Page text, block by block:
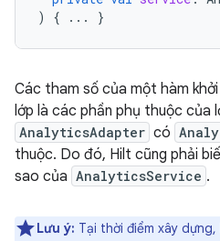
)
{ ... }
Các tham số của một hàm
lớp là các phần phụ thuộc của
AnalyticsAdapter có
thuộc. Do đó, Hilt cũng phải
sao của AnalyticsService .
Lưu ý: Tại thời điểm xây